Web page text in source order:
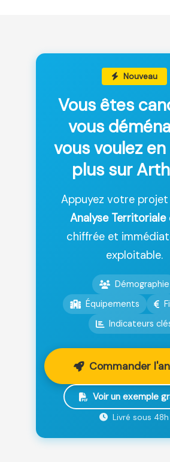
Nouveau
Vous êtes
vous
vous voulez
plus sur
Appuyez votre projet
Analyse Territoriale
chiffrée et
exploitable.
Démographie
Équipements
Indicateurs
Commander
Voir un exemple
Livré sous 48h